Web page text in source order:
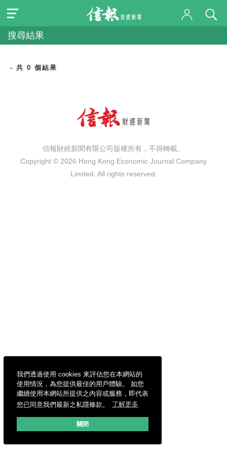
我們透過使用 cookies 來評估您在本網站的
使用情況，為您提供最佳的用戶體驗。 如您
繼續使用本網站所提供之內容或服務，即代表
您已同意我們最新之私隱條款。
了解更多
關閉
搜尋結果
- 共 0 個結果
信報財經新聞有限公司版權所有，不得轉載。
Copyright © 2026 Hong Kong Economic Journal Company
Limited. All rights reserved.